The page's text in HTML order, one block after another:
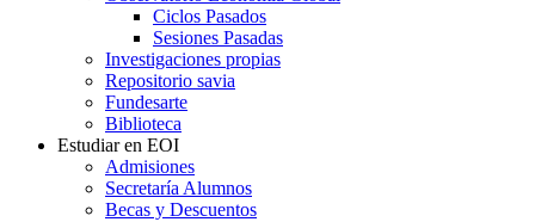
Ciclos Pasados
Sesiones Pasadas
Investigaciones propias
Repositorio savia
Fundesarte
Biblioteca
Estudiar en EOI
Admisiones
Secretaría Alumnos
Becas y Descuentos